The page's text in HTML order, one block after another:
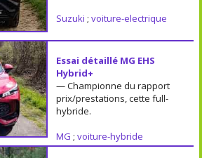
Suzuki ; voiture-electrique
Essai détaillé MG EHS
Hybrid+
— Championne du rapport
prix/prestations, cette full-
hybride.
MG ; voiture-hybride